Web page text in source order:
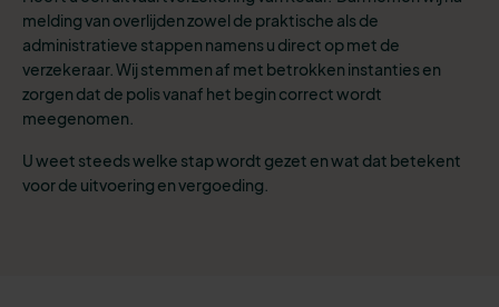
melding van overlijden zowel de praktische als de
administratieve stappen namens u direct op met de
verzekeraar. Wij stemmen af met betrokken instanties en
zorgen dat de polis vanaf het begin correct wordt
meegenomen.
U weet steeds welke stap wordt gezet en wat dat betekent
voor de uitvoering en vergoeding.